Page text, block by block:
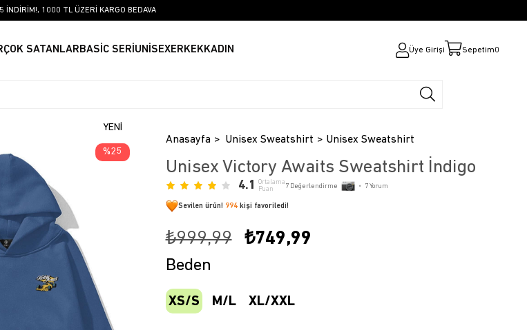
İNDİRİM!, 1000 TL ÜZERİ KARGO BEDAVA
ÇOK SATANLARBASİC SERİ UNİSEXERKEKKADIN Üye Girişi Sepetim0
YENI
ÜRÜN
25
Anasayfa Unisex Sweatshirt Unisex Sweatshirt
Unisex Victory Awaits Sweatshirt İndigo
4.1
Ortalama
Puan
7Değerlendirme • 7Yorum
Sevilen ürün! 994kişi favoriledi!
₺999,99 ₺749,99
Beden
XS/S M/L XL/XXL